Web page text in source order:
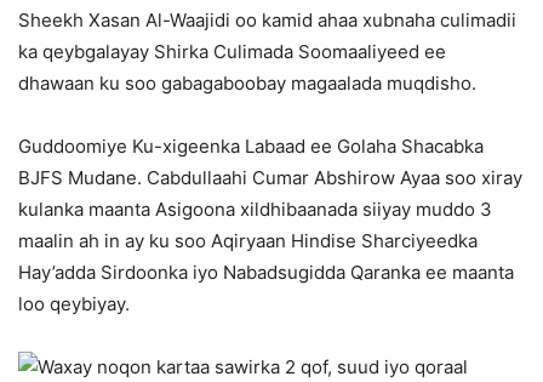
Sheekh Xasan Al-Waajidi oo kamid ahaa xubnaha culimadii
ka qeybgalayay Shirka Culimada Soomaaliyeed ee
dhawaan ku soo gabagaboobay magaalada muqdisho.
Guddoomiye Ku-xigeenka Labaad ee Golaha Shacabka
BJFS Mudane. Cabdullaahi Cumar Abshirow Ayaa soo xiray
kulanka maanta Asigoona xildhibaanada siiyay muddo 3
maalin ah in ay ku soo Aqiryaan Hindise Sharciyeedka
Hay’adda Sirdoonka iyo Nabadsugidda Qaranka ee maanta
loo qeybiyay.